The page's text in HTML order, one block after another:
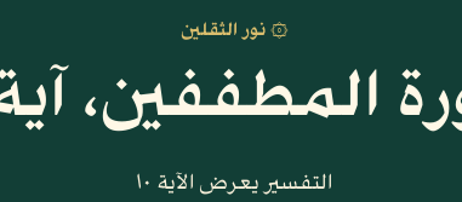
۞ نور الثقلين
المطففين، آية
التفسير يعرض الآية ١٠